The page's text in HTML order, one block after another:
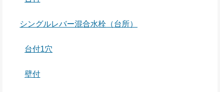
シングルレバー混合水栓（台所）
台付1穴
壁付